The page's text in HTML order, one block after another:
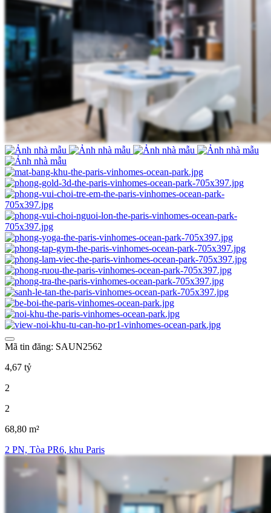
Mã tin đăng: SAUN2562
4,67 tỷ
2
2
68,80 m²
2 PN, Tòa PR6, khu Paris